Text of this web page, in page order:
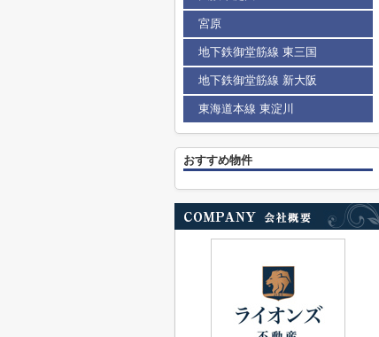
宮原
地下鉄御堂筋線 東三国
地下鉄御堂筋線 新大阪
東海道本線 東淀川
おすすめ物件